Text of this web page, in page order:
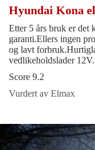
Hyundai Kona
Etter 5 års bruk er det
garanti.Ellers ingen
og lavt
vedlikeholdslader
Score 9.2
Vurdert av Elmax